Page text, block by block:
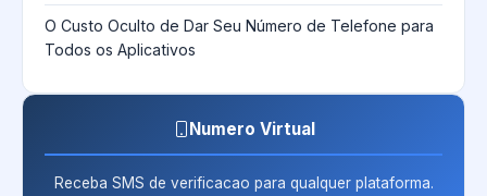
O Custo Oculto de Dar Seu Número de Telefone para
Todos os Aplicativos
Numero Virtual
Receba SMS de verificacao para qualquer plataforma.